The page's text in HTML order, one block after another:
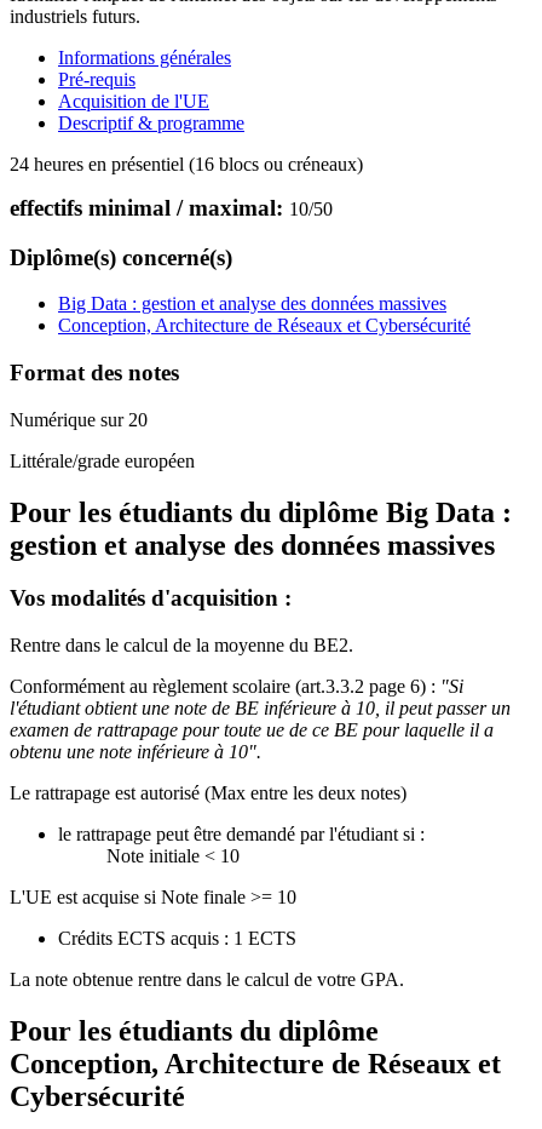
industriels futurs.
Informations générales
Pré-requis
Acquisition de l'UE
Descriptif & programme
24 heures en présentiel (16 blocs ou créneaux)
effectifs minimal / maximal: 10/50
Diplôme(s) concerné(s)
Big Data : gestion et analyse des données massives
Conception, Architecture de Réseaux et Cybersécurité
Format des notes
Numérique sur 20
Littérale/grade européen
Pour les étudiants du diplôme Big Data :
gestion et analyse des données massives
Vos modalités d'acquisition :
Rentre dans le calcul de la moyenne du BE2.
Conformément au règlement scolaire (art.3.3.2 page 6) : "Si
l'étudiant obtient une note de BE inférieure à 10, il peut passer un
examen de rattrapage pour toute ue de ce BE pour laquelle il a
obtenu une note inférieure à 10".
Le rattrapage est autorisé (Max entre les deux notes)
le rattrapage peut être demandé par l'étudiant si :
Note initiale < 10
L'UE est acquise si Note finale >= 10
Crédits ECTS acquis : 1 ECTS
La note obtenue rentre dans le calcul de votre GPA.
Pour les étudiants du diplôme
Conception, Architecture de Réseaux et
Cybersécurité